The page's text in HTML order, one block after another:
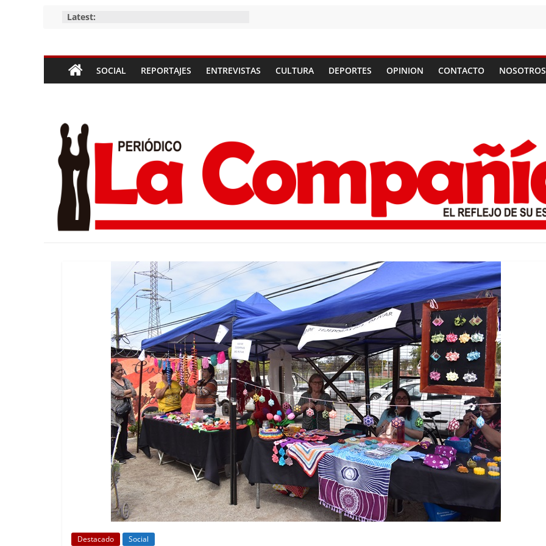
Latest:
Periódico
La
Compañía
Periódico
las
Compañías
SOCIAL REPORTAJES ENTREVISTAS CULTURA DEPORTES OPINION CONTACTO NOSOTROS
Destacado Social
Foco Vecinal
Municipio realiza limpieza
en microbasural